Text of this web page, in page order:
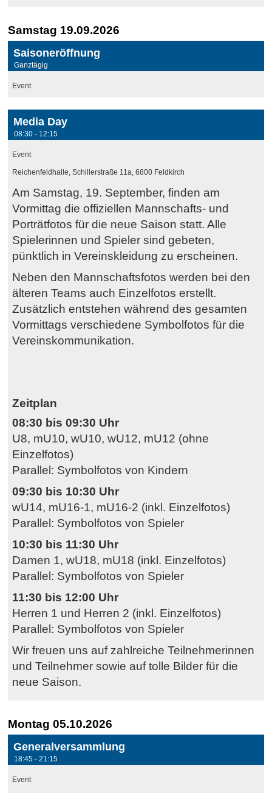
Samstag 19.09.2026
Saisoneröffnung
Ganztägig
Event
Media Day
08:30 - 12:15
Event
Reichenfeldhalle, Schillerstraße 11a, 6800 Feldkirch
Am Samstag, 19. September, finden am
Vormittag die offiziellen Mannschafts- und
Porträtfotos für die neue Saison statt. Alle
Spielerinnen und Spieler sind gebeten,
pünktlich in Vereinskleidung zu erscheinen.
Neben den Mannschaftsfotos werden bei den
älteren Teams auch Einzelfotos erstellt.
Zusätzlich entstehen während des gesamten
Vormittags verschiedene Symbolfotos für die
Vereinskommunikation.
Zeitplan
08:30 bis 09:30 Uhr
U8, mU10, wU10, wU12, mU12 (ohne
Einzelfotos)
Parallel: Symbolfotos von Kindern
09:30 bis 10:30 Uhr
wU14, mU16-1, mU16-2 (inkl. Einzelfotos)
Parallel: Symbolfotos von Spieler
10:30 bis 11:30 Uhr
Damen 1, wU18, mU18 (inkl. Einzelfotos)
Parallel: Symbolfotos von Spieler
11:30 bis 12:00 Uhr
Herren 1 und Herren 2 (inkl. Einzelfotos)
Parallel: Symbolfotos von Spieler
Wir freuen uns auf zahlreiche Teilnehmerinnen
und Teilnehmer sowie auf tolle Bilder für die
neue Saison.
Montag 05.10.2026
Generalversammlung
18:45 - 21:15
Event